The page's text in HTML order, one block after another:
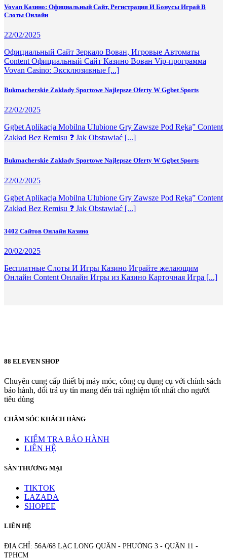
Vovan Казино: Официальный Сайт, Регистрация И Бонусы Играй В
Слоты Онлайн
22/02/2025
Официальный Сайт Зеркало Вован, Игровые Автоматы
Content Официальный Сайт Казино Вован Vip-программа
Vovan Casino: Эксклюзивные [...]
Bukmacherskie Zakłady Sportowe Najlepsze Oferty W Ggbet Sports
22/02/2025
Ggbet Aplikacja Mobilna Ulubione Gry Zawsze Pod Ręką” Content
Zakład Bez Remisu ❓ Jak Obstawiać [...]
Bukmacherskie Zakłady Sportowe Najlepsze Oferty W Ggbet Sports
22/02/2025
Ggbet Aplikacja Mobilna Ulubione Gry Zawsze Pod Ręką” Content
Zakład Bez Remisu ❓ Jak Obstawiać [...]
3402 Сайтов Онлайн Казино
20/02/2025
Бесплатные Слоты И Игры Казино Играйте желающим
Онлайн Content Онлайн Игры из Казино Карточная Игра [...]
88 ELEVEN SHOP
Chuyên cung cấp thiết bị máy móc, công cụ dụng cụ với chính sách
bảo hành, đổi trả uy tín mang đến trải nghiệm tốt nhất cho người
tiêu dùng
CHĂM SÓC KHÁCH HÀNG
KIỂM TRA BẢO HÀNH
LIÊN HỆ
SÀN THƯƠNG MẠI
TIKTOK
LAZADA
SHOPEE
LIÊN HỆ
ĐỊA CHỈ: 56A/68 LẠC LONG QUÂN - PHƯỜNG 3 - QUẬN 11 -
TPHCM